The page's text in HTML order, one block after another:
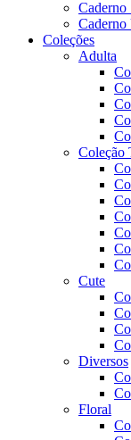
Caderno
Coleções
Adulta
Coleção
Cute
Diversos
Floral